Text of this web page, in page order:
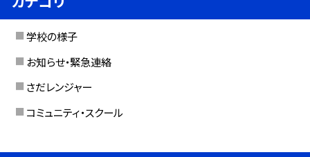
学校の様子
お知らせ・緊急連絡
さだレンジャー
コミュニティ・スクール